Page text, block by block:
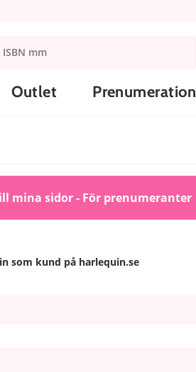
Outlet Prenumeration
mina sidor - För prenumeranter
som kund på harlequin.se